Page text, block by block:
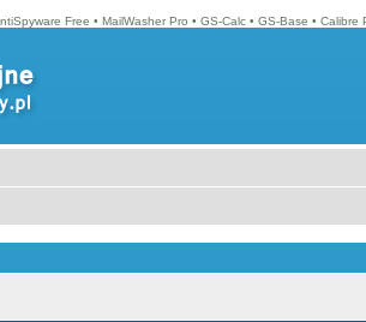
Free • MailWasher Pro • GS-Calc • GS-Base • Calibre